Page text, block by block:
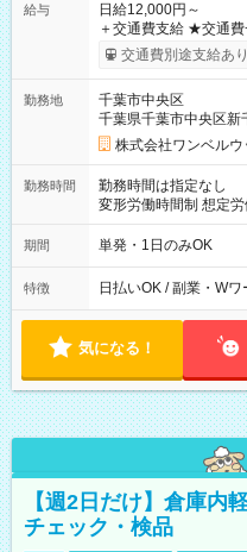
給与
日給12,000円～
＋交通費支給 ★交通費一部支給 ┗1日500円を超えた分は全額支
給！ ※往復500円以内の方は
（規定あり） ┗働い
なし
交通費別途支給あり
勤務地
千葉市中央区
千葉県千葉市中央区新
株式会社ワンベルウ
勤務時間
勤務時間は指定なし
変形労働時間制 想定労働時間160
～22：00
期間 単発・1日のみOK
特徴 日払いOK / 副業・W
気になる！
【週2日だけ】倉庫
チェック・検品